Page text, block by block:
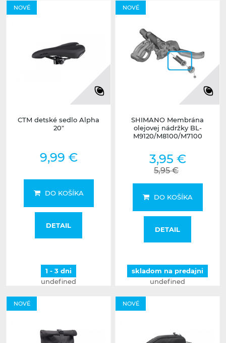
NOVÉ
CTM detské sedlo Alpha
20"
9,99 €
DO KOŠÍKA
DETAIL
1 - 3 dni
undefined
NOVÉ
SHIMANO Membrána
olejovej nádržky BL-
M9120/M8100/M7100
3,95 €
5,95 €
DO KOŠÍKA
DETAIL
skladom na predajni
undefined
NOVÉ NOVÉ